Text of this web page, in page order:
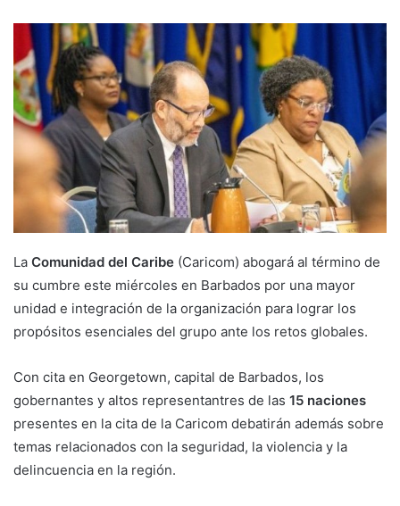
La Comunidad del Caribe (Caricom) abogará al término de
su cumbre este miércoles en Barbados por una mayor
unidad e integración de la organización para lograr los
propósitos esenciales del grupo ante los retos globales.
Con cita en Georgetown, capital de Barbados, los
gobernantes y altos representantres de las 15 naciones
presentes en la cita de la Caricom debatirán además sobre
temas relacionados con la seguridad, la violencia y la
delincuencia en la región.